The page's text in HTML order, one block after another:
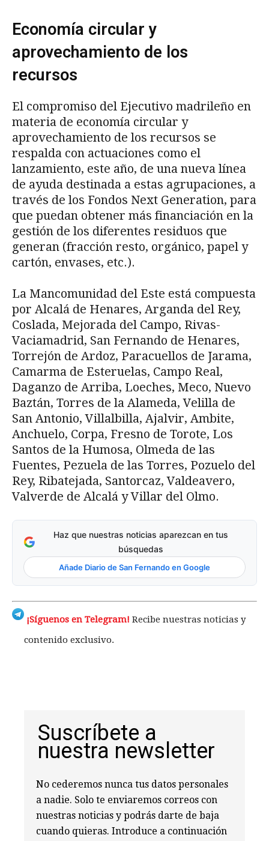
Economía circular y
aprovechamiento de los
recursos
El compromiso del Ejecutivo madrileño en
materia de economía circular y
aprovechamiento de los recursos se
respalda con actuaciones como el
lanzamiento, este año, de una nueva línea
de ayuda destinada a estas agrupaciones, a
través de los Fondos Next Generation, para
que puedan obtener más financiación en la
gestión de los diferentes residuos que
generan (fracción resto, orgánico, papel y
cartón, envases, etc.).
La Mancomunidad del Este está compuesta
por Alcalá de Henares, Arganda del Rey,
Coslada, Mejorada del Campo, Rivas-
Vaciamadrid, San Fernando de Henares,
Torrejón de Ardoz, Paracuellos de Jarama,
Camarma de Esteruelas, Campo Real,
Daganzo de Arriba, Loeches, Meco, Nuevo
Baztán, Torres de la Alameda, Velilla de
San Antonio, Villalbilla, Ajalvir, Ambite,
Anchuelo, Corpa, Fresno de Torote, Los
Santos de la Humosa, Olmeda de las
Fuentes, Pezuela de las Torres, Pozuelo del
Rey, Ribatejada, Santorcaz, Valdeavero,
Valverde de Alcalá y Villar del Olmo.
Haz que nuestras noticias aparezcan en tus
búsquedas
Añade Diario de San Fernando en Google
¡Síguenos en Telegram! Recibe nuestras noticias y
contenido exclusivo.
Suscríbete a
nuestra newsletter
No cederemos nunca tus datos personales
a nadie. Solo te enviaremos correos con
nuestras noticias y podrás darte de baja
cuando quieras. Introduce a continuación